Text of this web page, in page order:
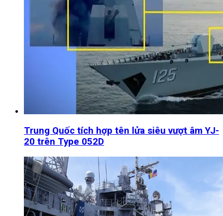
Trung Quốc tích hợp tên lửa siêu vượt âm YJ-
20 trên Type 052D